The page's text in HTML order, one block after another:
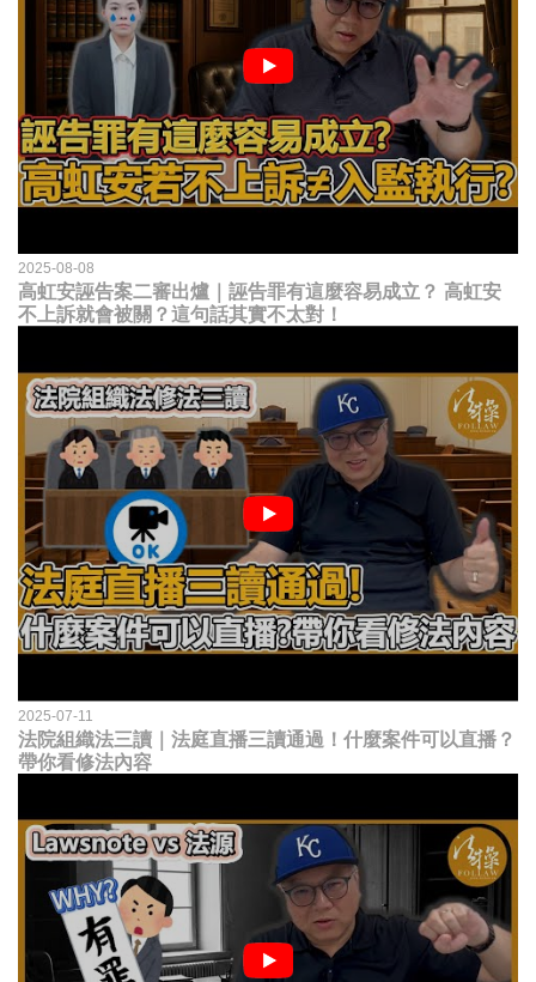
2025-08-08
高虹安誣告案二審出爐｜誣告罪有這麼容易成立？ 高虹安
不上訴就會被關？這句話其實不太對！
2025-07-11
法院組織法三讀｜法庭直播三讀通過！什麼案件可以直播？
帶你看修法內容